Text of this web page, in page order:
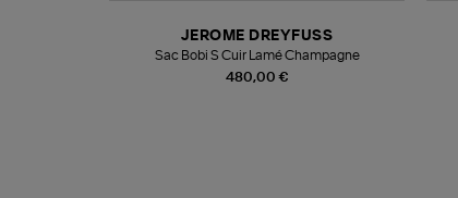
480,00 €
JEROME DREYFUSS
Sac Bobi S Cuir Lamé Champagne